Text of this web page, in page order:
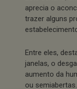
aprecia o
trazer alguns
Entre eles,
janelas, o
aumento da
ou semiabertas.